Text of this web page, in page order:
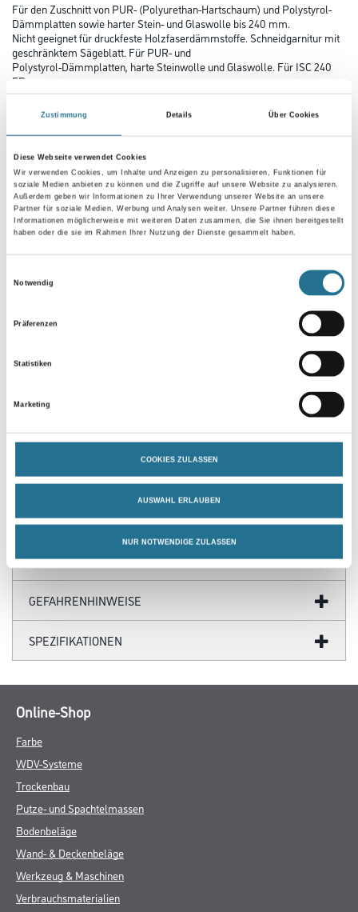
Zustimmung Details Über Cookies
Diese Webseite verwendet Cookies
Wir verwenden Cookies, um Inhalte und Anzeigen zu personalisieren, Funktionen für
soziale Medien anbieten zu können und die Zugriffe auf unsere Website zu analysieren.
Außerdem geben wir Informationen zu Ihrer Verwendung unserer Website an unsere
Partner für soziale Medien, Werbung und Analysen weiter. Unsere Partner führen diese
Informationen möglicherweise mit weiteren Daten zusammen, die Sie ihnen bereitgestellt
haben oder die sie im Rahmen Ihrer Nutzung der Dienste gesammelt haben.
Notwendig
Präferenzen
Statistiken
Marketing
COOKIES ZULASSEN
AUSWAHL ERLAUBEN
NUR NOTWENDIGE ZULASSEN
Für den Zuschnitt von PUR- (Polyurethan-Hartschaum) und Polystyrol-
Dämmplatten sowie harter Stein- und Glaswolle bis 240 mm.
Nicht geeignet für druckfeste Holzfaserdämmstoffe. Schneidgarnitur mit
geschränktem Sägeblatt. Für PUR- und
Polystyrol-Dämmplatten, harte Steinwolle und Glaswolle. Für ISC 240
EB.
Länge in Millimeter
Umrechnungsfaktoren
- Schnittlänge 240 mm
- SB-verpackt
ZUSATZINFOS
GEFAHRENHINWEISE
SPEZIFIKATIONEN
Online-Shop
Farbe
WDV-Systeme
Trockenbau
Putze- und Spachtelmassen
Bodenbeläge
Wand- & Deckenbeläge
Werkzeug & Maschinen
Verbrauchsmaterialien